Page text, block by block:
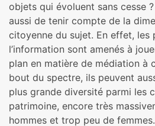
objets qui évoluent sans cesse ?
aussi de tenir compte de la
citoyenne du sujet. En effet, les
l’information sont amenés à
plan en matière de médiation à
bout du spectre, ils peuvent
plus grande diversité parmi les
patrimoine, encore très
hommes et trop peu de